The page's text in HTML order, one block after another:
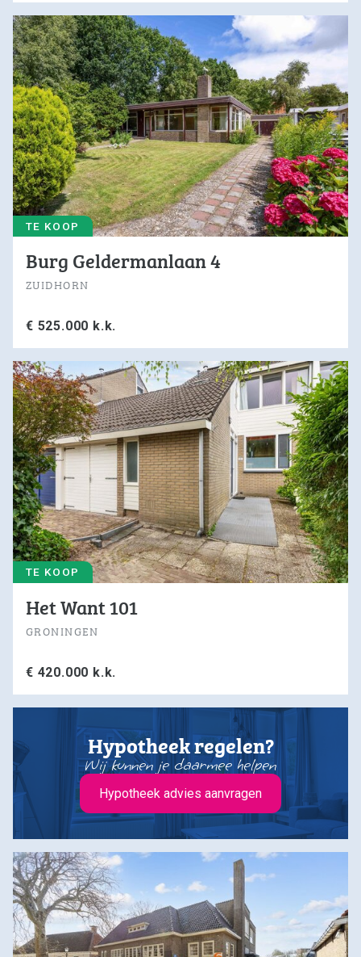
info@dijkstramakelaardij.nl
KvK nr. 02027756 / 02062641
BTW nr. NL825607115B01
TE KOOP
Burg Geldermanlaan 4
ZUIDHORN
€ 525.000 k.k.
TE KOOP
Het Want 101
GRONINGEN
€ 420.000 k.k.
Hypotheek regelen?
Wij kunnen je daarmee helpen
Hypotheek advies aanvragen